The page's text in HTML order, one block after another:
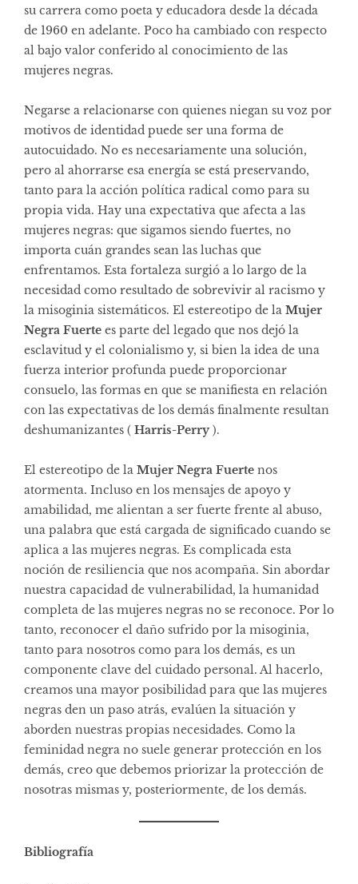
su carrera como poeta y educadora desde la década
de 1960 en adelante. Poco ha cambiado con respecto
al bajo valor conferido al conocimiento de las
mujeres negras.
Negarse a relacionarse con quienes niegan su voz por
motivos de identidad puede ser una forma de
autocuidado. No es necesariamente una solución,
pero al ahorrarse esa energía se está preservando,
tanto para la acción política radical como para su
propia vida. Hay una expectativa que afecta a las
mujeres negras: que sigamos siendo fuertes, no
importa cuán grandes sean las luchas que
enfrentamos. Esta fortaleza surgió a lo largo de la
necesidad como resultado de sobrevivir al racismo y
la misoginia sistemáticos. El estereotipo de la Mujer
Negra Fuerte es parte del legado que nos dejó la
esclavitud y el colonialismo y, si bien la idea de una
fuerza interior profunda puede proporcionar
consuelo, las formas en que se manifiesta en relación
con las expectativas de los demás finalmente resultan
deshumanizantes ( Harris-Perry).
El estereotipo de la Mujer Negra Fuerte nos
atormenta. Incluso en los mensajes de apoyo y
amabilidad, me alientan a ser fuerte frente al abuso,
una palabra que está cargada de significado cuando se
aplica a las mujeres negras. Es complicada esta
noción de resiliencia que nos acompaña. Sin abordar
nuestra capacidad de vulnerabilidad, la humanidad
completa de las mujeres negras no se reconoce. Por lo
tanto, reconocer el daño sufrido por la misoginia,
tanto para nosotros como para los demás, es un
componente clave del cuidado personal. Al hacerlo,
creamos una mayor posibilidad para que las mujeres
negras den un paso atrás, evalúen la situación y
aborden nuestras propias necesidades. Como la
feminidad negra no suele generar protección en los
demás, creo que debemos priorizar la protección de
nosotras mismas y, posteriormente, de los demás.
Bibliografía